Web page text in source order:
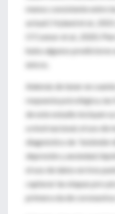
menos consistente entre
actual ( Hyland et al.,
O'Connor et al., 2020;
hubo algunos predictores
únicos.
Además de tener en
respuesta psicológica,
de este estudio incluyen
a nivel nacional, el uso de
diagnóstico de
"estándar
depresión y ansiedad,
el uso de datos en tres
capturar las etapas pre-
primera ola de